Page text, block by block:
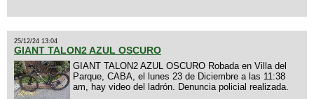
25/12/24 13:04
GIANT TALON2 AZUL OSCURO
GIANT TALON2 AZUL OSCURO Robada en Villa del
Parque, CABA, el lunes 23 de Diciembre a las 11:38
am, hay video del ladrón. Denuncia policial realizada.